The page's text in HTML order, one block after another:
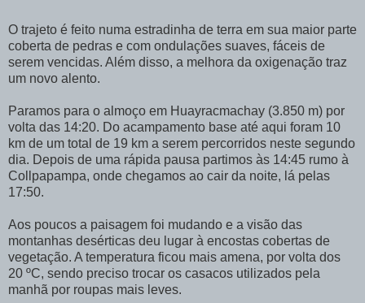
O trajeto é feito numa estradinha de terra em sua maior parte
coberta de pedras e com ondulações suaves, fáceis de
serem vencidas. Além disso, a melhora da oxigenação traz
um novo alento.
Paramos para o almoço em Huayracmachay (3.850 m) por
volta das 14:20. Do acampamento base até aqui foram 10
km de um total de 19 km a serem percorridos neste segundo
dia. Depois de uma rápida pausa partimos às 14:45 rumo à
Collpapampa, onde chegamos ao cair da noite, lá pelas
17:50.
Aos poucos a paisagem foi mudando e a visão das
montanhas desérticas deu lugar à encostas cobertas de
vegetação. A temperatura ficou mais amena, por volta dos
20 ºC, sendo preciso trocar os casacos utilizados pela
manhã por roupas mais leves.